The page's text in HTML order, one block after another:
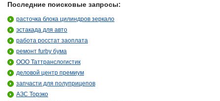
Последние поисковые запросы:
расточка блока цилиндров зеркало
эстакада для авто
работа росстат заоплата
ремонт furby бума
ООО Таттранслогистик
деловой центр премиум
запчасти для полуприцепов
АЗС Торэко